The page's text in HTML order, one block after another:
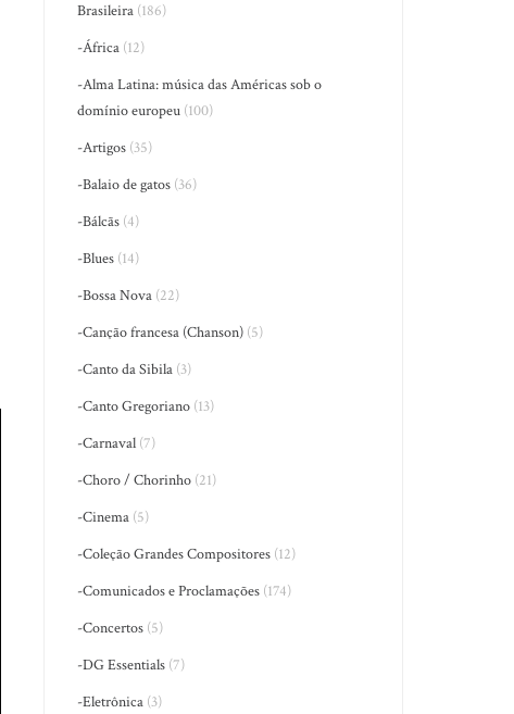
Brasileira (186)
-África (12)
-Alma Latina: música das Américas sob o
domínio europeu (100)
-Artigos (35)
-Balaio de gatos (36)
-Bálcãs (4)
-Blues (14)
-Bossa Nova (22)
-Canção francesa (Chanson) (5)
-Canto da Sibila (3)
-Canto Gregoriano (13)
-Carnaval (7)
-Choro / Chorinho (21)
-Cinema (5)
-Coleção Grandes Compositores (12)
-Comunicados e Proclamações (174)
-Concertos (5)
-DG Essentials (7)
-Eletrônica (3)